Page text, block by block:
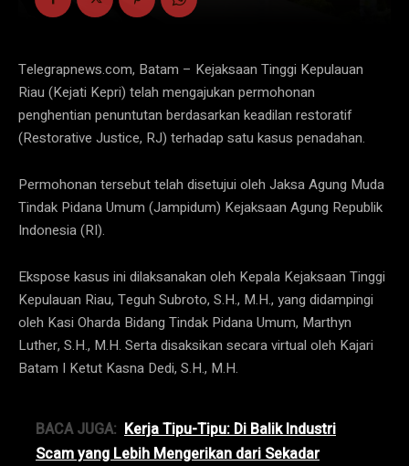
Telegrapnews.com, Batam – Kejaksaan Tinggi Kepulauan
Riau (Kejati Kepri) telah mengajukan permohonan
penghentian penuntutan berdasarkan keadilan restoratif
(Restorative Justice, RJ) terhadap satu kasus penadahan.
Permohonan tersebut telah disetujui oleh Jaksa Agung Muda
Tindak Pidana Umum (Jampidum) Kejaksaan Agung Republik
Indonesia (RI).
Ekspose kasus ini dilaksanakan oleh Kepala Kejaksaan Tinggi
Kepulauan Riau, Teguh Subroto, S.H., M.H., yang didampingi
oleh Kasi Oharda Bidang Tindak Pidana Umum, Marthyn
Luther, S.H., M.H. Serta disaksikan secara virtual oleh Kajari
Batam I Ketut Kasna Dedi, S.H., M.H.
BACA JUGA: Kerja Tipu-Tipu: Di Balik Industri
Scam yang Lebih Mengerikan dari Sekadar